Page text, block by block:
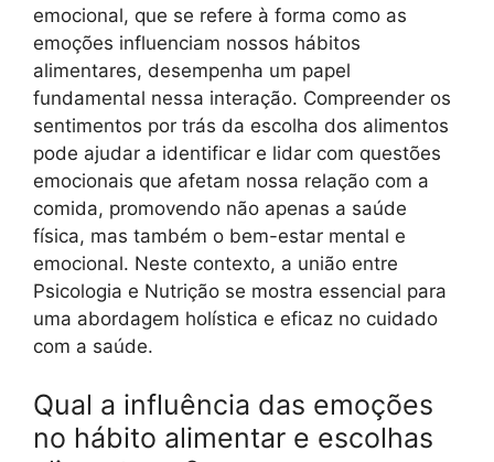
emocional, que se refere à forma como as
emoções influenciam nossos hábitos
alimentares, desempenha um papel
fundamental nessa interação. Compreender os
sentimentos por trás da escolha dos alimentos
pode ajudar a identificar e lidar com questões
emocionais que afetam nossa relação com a
comida, promovendo não apenas a saúde
física, mas também o bem-estar mental e
emocional. Neste contexto, a união entre
Psicologia e Nutrição se mostra essencial para
uma abordagem holística e eficaz no cuidado
com a saúde.
Qual a influência das emoções
no hábito alimentar e escolhas